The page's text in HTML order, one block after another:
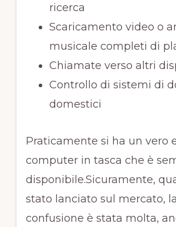
ricerca
Scaricamento video o
musicale completi di
Chiamate verso altri
Controllo di sistemi di
domestici
Praticamente si ha un vero
computer in tasca che è
disponibile.Sicuramente,
stato lanciato sul mercato, la
confusione è stata molta,